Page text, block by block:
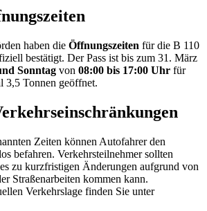
haben die Öffnungszeiten für die B 110
bestätigt. Der Pass ist bis zum 31. März
Sonntag von 08:00 bis 17:00 Uhr für
3,5 Tonnen geöffnet.
Zeiten können Autofahrer den
befahren. Verkehrsteilnehmer sollten
zu kurzfristigen Änderungen aufgrund von
Straßenarbeiten kommen kann.
Verkehrslage finden Sie unter